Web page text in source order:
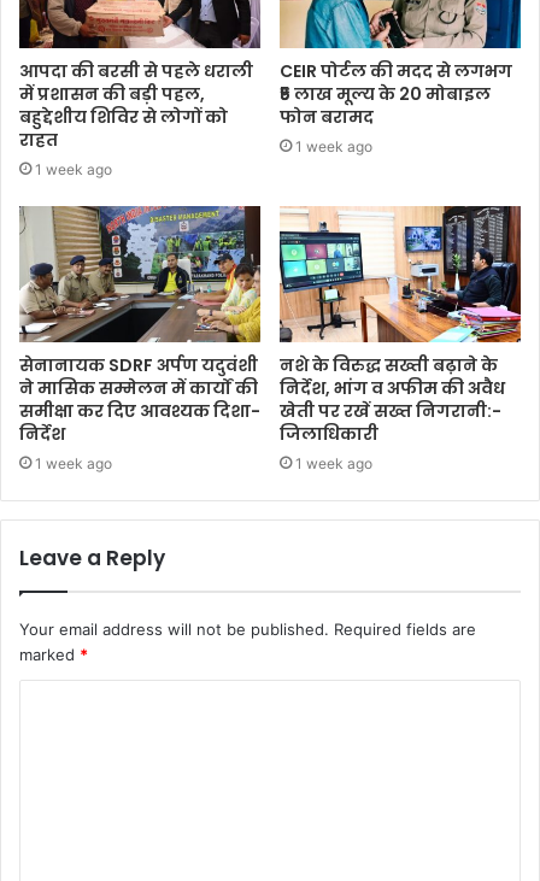
आपदा की बरसी से पहले धराली
में प्रशासन की बड़ी पहल,
बहुद्देशीय शिविर से लोगों को
राहत
1 week ago
CEIR पोर्टल की मदद से लगभग
₹5 लाख मूल्य के 20 मोबाइल
फोन बरामद
1 week ago
सेनानायक SDRF अर्पण यदुवंशी
ने मासिक सम्मेलन में कार्यों की
समीक्षा कर दिए आवश्यक दिशा-
निर्देश
1 week ago
नशे के विरुद्ध सख्ती बढ़ाने के
निर्देश, भांग व अफीम की अवैध
खेती पर रखें सख्त निगरानी:-
जिलाधिकारी
1 week ago
Leave a Reply
Your email address will not be published. Required fields are
marked *